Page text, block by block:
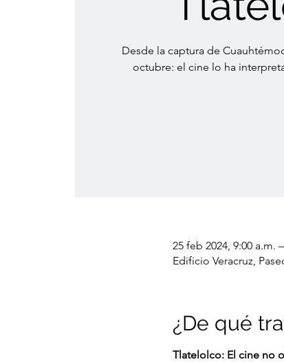
Desde la captura de
octubre: el cine lo ha
25 feb 2024, 9:00 a.m.
Edificio Veracruz,
¿De qué
Tlatelolco: El cine no